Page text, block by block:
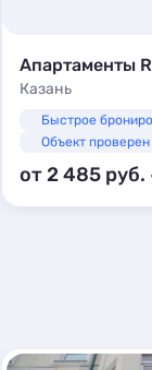
Апартаменты
Казань
Быстрое
Объект проверен
от 2 485